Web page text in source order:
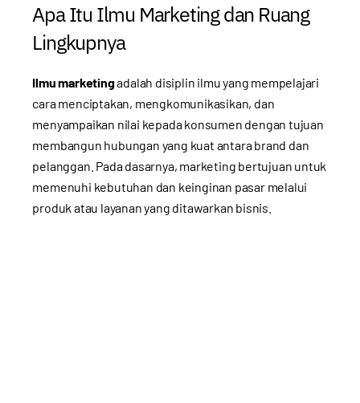
Apa Itu Ilmu Marketing dan Ruang
Lingkupnya
Ilmu marketingadalah disiplin ilmu yang mempelajari
cara menciptakan, mengkomunikasikan, dan
menyampaikan nilai kepada konsumen dengan tujuan
membangun hubungan yang kuat antara brand dan
pelanggan. Pada dasarnya, marketing bertujuan untuk
memenuhi kebutuhan dan keinginan pasar melalui
produk atau layanan yang ditawarkan bisnis.